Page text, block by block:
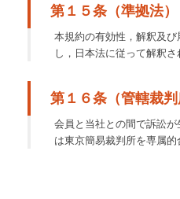
第１５条（準拠法）
本規約の有効性，解釈及
し，日本法に従って解釈さ
第１６条（管轄裁判
会員と当社との間で訴訟
は東京簡易裁判所を専属